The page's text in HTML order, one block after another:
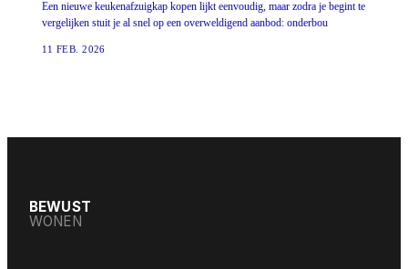
Een nieuwe keukenafzuigkap kopen lijkt eenvoudig, maar zodra je begint te
vergelijken stuit je al snel op een overweldigend aanbod: onderbou
11 FEB. 2026
BEWUST
WONEN